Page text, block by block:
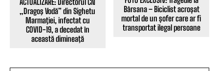
„Dragoş Vodă” din Sighetu
Marmaţiei, infectat cu
COVID-19, a decedat în
această dimineaţă
Bârsana – Biciclist acroșat
mortal de un șofer care ar fi
transportat ilegal persoane